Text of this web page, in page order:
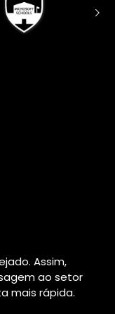
Assim,
ao setor
mais rápida.